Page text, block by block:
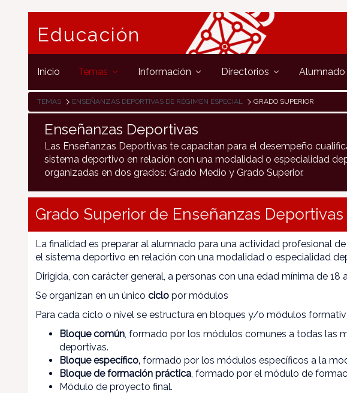
Educación
Inicio Temas Información Directorios Alumnado
TEMAS ENSEÑANZAS DEPORTIVAS DE RÉGIMEN ESPECIAL GRADO SUPERIOR
Enseñanzas Deportivas
Las Enseñanzas Deportivas te capacitan para el desempeño
sistema deportivo en relación con una modalidad o especialidad
organizadas en dos grados: Grado Medio y Grado Superior.
Grado Superior de Enseñanzas
La finalidad es preparar al alumnado para una actividad profesional
el sistema deportivo en relación con una modalidad o especialidad
Dirigida, con carácter general, a personas con una edad mínima de 18
Se organizan en un único ciclo por módulos
Para cada ciclo o nivel se estructura en bloques y/o módulos
Bloque común, formado por los módulos comunes a todas las
deportivas.
Bloque específico, formado por los módulos específicos a la
Bloque de formación práctica, formado por el módulo de
Módulo de proyecto final.